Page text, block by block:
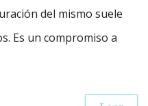
del mismo suele
Es un compromiso a